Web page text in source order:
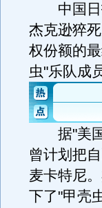
中国日报
杰克逊猝
权份额的
虫"乐队成
据"美国
曾计划把
麦卡特尼
下了"甲壳